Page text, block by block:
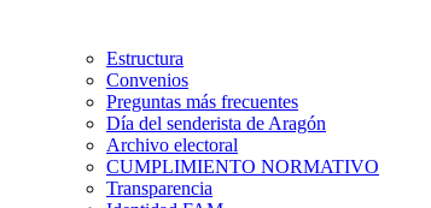
Estructura
Convenios
Preguntas más frecuentes
Día del senderista de Aragón
Archivo electoral
CUMPLIMIENTO NORMATIVO
Transparencia